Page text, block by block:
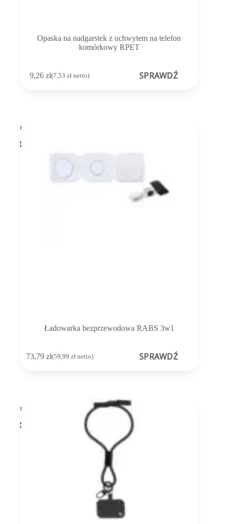
Opaska na nadgarstek z uchwytem na telefon
komórkowy RPET
9,26zł(7,53zł netto) SPRAWDŹ
Ładowarka bezprzewodowa RABS 3w1
73,79 zł(59,99 złnetto) SPRAWDŹ